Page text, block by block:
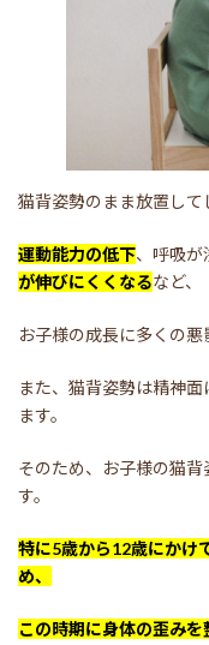
猫背姿勢のまま放置して
運動能力の低下、呼吸が
が伸びにくくなるなど、
お子様の成長に多くの悪
また、猫背姿勢は精神面
ます。
そのため、お子様の猫
す。
特に5歳から12歳にかけ
め、
この時期に身体の歪み